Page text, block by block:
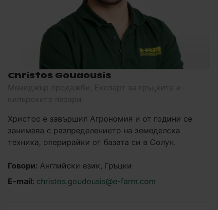
Christos Goudousis
Мениджър продажби, Експерт за гръцките и
кипърските пазари.
Христос е завършил Агрономия и от години се
занимава с разпределението на земеделска
техника, оперирайки от базата си в Солун.
Говори: Английски език, Гръцки
E-mail: christos.goudousis@e-farm.com